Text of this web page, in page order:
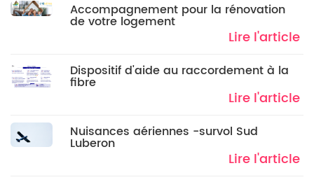
Accompagnement pour la rénovation
de votre logement
Lire l'article
Dispositif d'aide au raccordement à la
fibre
Lire l'article
Nuisances aériennes -survol Sud
Luberon
Lire l'article